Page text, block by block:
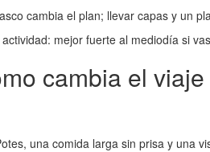
cambia el plan; llevar capas y un
mejor fuerte al mediodía si
cambia el
una comida larga sin prisa y una